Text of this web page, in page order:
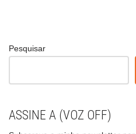
Pesquisar
ASSINE A (VOZ OFF)